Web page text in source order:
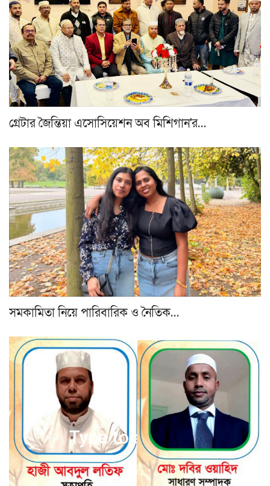
গ্রেটার জৈন্তিয়া এসোসিয়েশন অব মিশিগান'র…
সমকামিতা নিয়ে পারিবারিক ও নৈতিক…